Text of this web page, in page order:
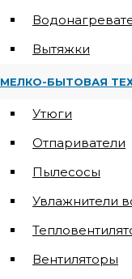
Вытяжки
МЕЛКО-БЫТОВАЯ
Утюги
Отпариватели
Пылесосы
Увлажнители
Вентиляторы